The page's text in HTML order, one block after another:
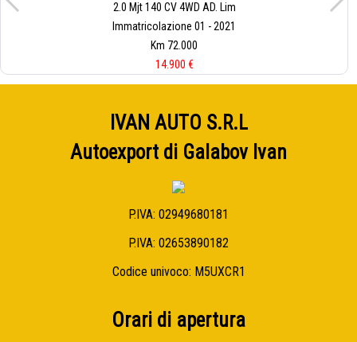
2.0 Mjt 140 CV 4WD AD. Lim
Immatricolazione 01 - 2021
Km 72.000
14.900 €
IVAN AUTO S.R.L
Autoexport di Galabov Ivan
P.IVA: 02949680181
P.IVA: 02653890182
Codice univoco: M5UXCR1
Orari di apertura